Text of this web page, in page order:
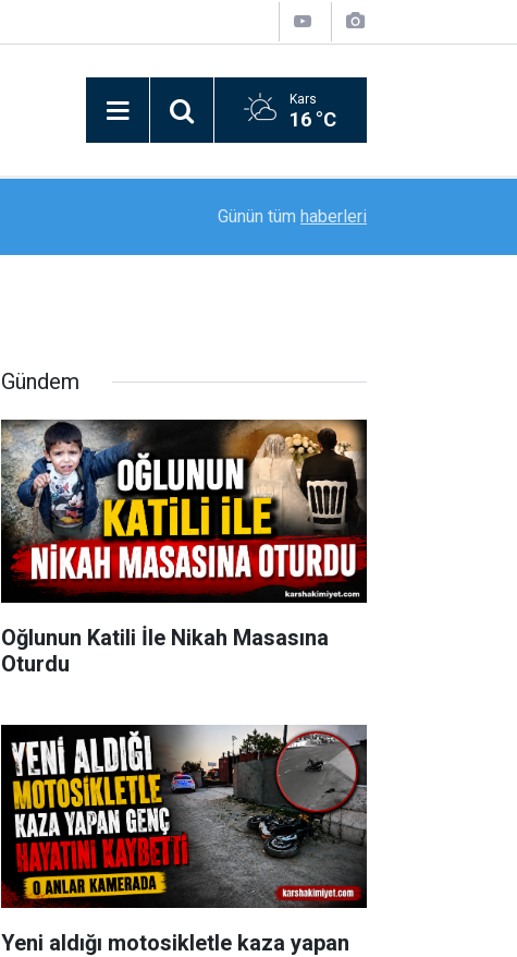
Kars
16 °C
Esenyurt Kars Kültür Evi Yeni Yerinde Hizmete
Günün tüm haberleri
Gündem
Oğlunun Katili İle Nikah Masasına
Oturdu
Yeni aldığı motosikletle kaza yapan